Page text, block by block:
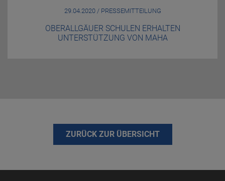
29.04.2020 / PRESSEMITTEILUNG
OBERALLGÄUER SCHULEN ERHALTEN
UNTERSTÜTZUNG VON MAHA
ZURÜCK ZUR ÜBERSICHT